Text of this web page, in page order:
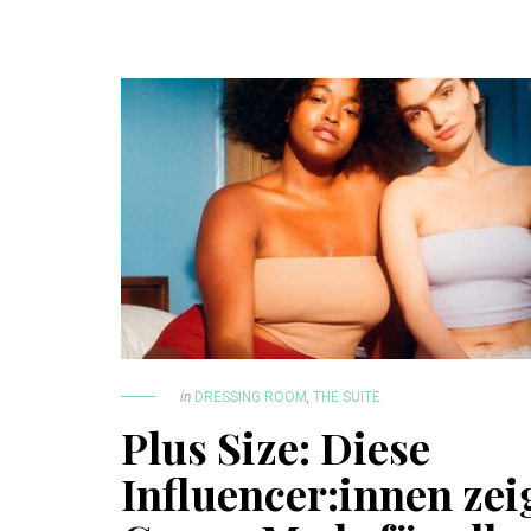
in DRESSING ROOM THE SUITE
Plus Size: Diese
Influencer:innen